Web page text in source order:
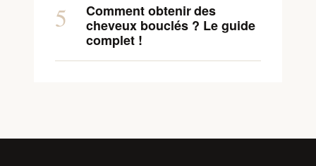
5
Comment obtenir des
cheveux bouclés ? Le guide
complet !